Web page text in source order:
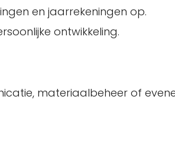
en jaarrekeningen op.
ontwikkeling.
materiaalbeheer of